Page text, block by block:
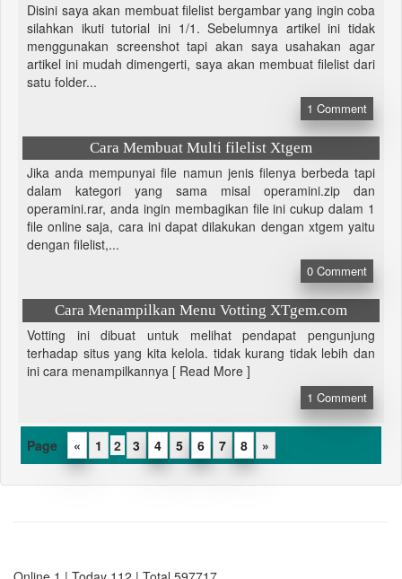
Disini saya akan membuat filelist bergambar yang ingin coba
silahkan ikuti tutorial ini 1/1. Sebelumnya artikel ini tidak
menggunakan screenshot tapi akan saya usahakan agar
artikel ini mudah dimengerti, saya akan membuat filelist dari
satu folder...
1 Comment
Cara Membuat Multi filelist Xtgem
Jika anda mempunyai file namun jenis filenya berbeda tapi
dalam kategori yang sama misal operamini.zip dan
operamini.rar, anda ingin membagikan file ini cukup dalam 1
file online saja, cara ini dapat dilakukan dengan xtgem yaitu
dengan filelist,...
0 Comment
Cara Menampilkan Menu Votting XTgem.com
Votting ini dibuat untuk melihat pendapat pengunjung
terhadap situs yang kita kelola. tidak kurang tidak lebih dan
ini cara menampilkannya [ Read More ]
1 Comment
« 1 2 3 4 5 6 7 8 »